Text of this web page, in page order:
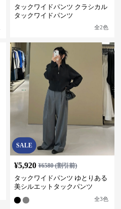
タックワイドパンツ クラシカル
タックワイドパンツ
全2色
SALE
¥5,920 ¥6580(割引前)
タックワイドパンツ ゆとりある
美シルエットタックパンツ
全3色